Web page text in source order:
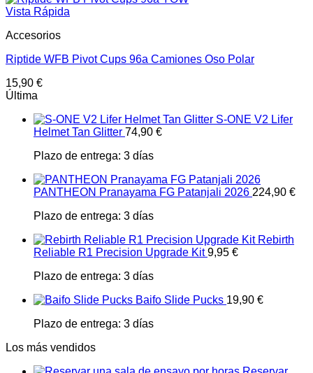
Vista Rápida
Accesorios
Riptide WFB Pivot Cups 96a Camiones Oso Polar
15,90 €
Última
S-ONE V2 Lifer
Helmet Tan Glitter 74,90 €
Plazo de entrega: 3 días
PANTHEON Pranayama FG Patanjali 2026 224,90 €
Plazo de entrega: 3 días
Rebirth
Reliable R1 Precision Upgrade Kit 9,95 €
Plazo de entrega: 3 días
Baifo Slide Pucks 19,90 €
Plazo de entrega: 3 días
Los más vendidos